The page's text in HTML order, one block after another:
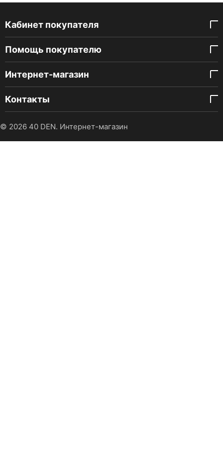
Кабинет покупателя
Помощь покупателю
Интернет-магазин
Контакты
© 2026 40 DEN. Интернет-магазин